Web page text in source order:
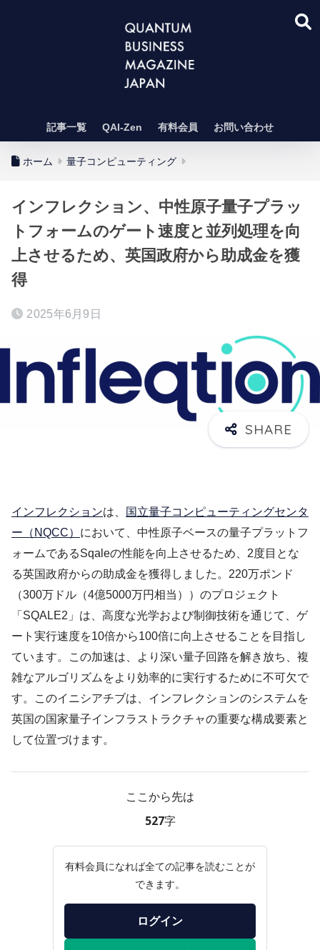
記事一覧 QAI-Zen 有料会員 お問い合わせ
ホーム 量子コンピューティング
インフレクション、中性原子量子プラッ
トフォームのゲート速度と並列処理を向
上させるため、英国政府から助成金を獲
得
2025年6月9日
インフレクションは、
国立量子コンピューティングセンタ
ー（NQCC） において、中性原子ベースの量子プラットフ
ォームであるSqaleの性能を向上させるため、2度目とな
る英国政府からの助成金を獲得しました。220万ポンド
（300万ドル（4億5000万円相当））のプロジェクト
「SQALE2」は、高度な光学および制御技術を通じて、ゲ
ート実行速度を10倍から100倍に向上させることを目指し
ています。この加速は、より深い量子回路を解き放ち、複
雑なアルゴリズムをより効率的に実行するために不可欠で
す。このイニシアチブは、インフレクションのシステムを
英国の国家量子インフラストラクチャの重要な構成要素と
して位置づけます。
ここから先は
527字
有料会員になれば全ての記事を読むことが
できます。
ログイン